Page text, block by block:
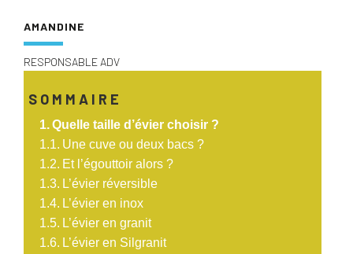
AMANDINE
RESPONSABLE ADV
SOMMAIRE
Quelle taille d’évier choisir ?
Une cuve ou deux bacs ?
Et l’égouttoir alors ?
L’évier réversible
L’évier en inox
L’évier en granit
L’évier en Silgranit